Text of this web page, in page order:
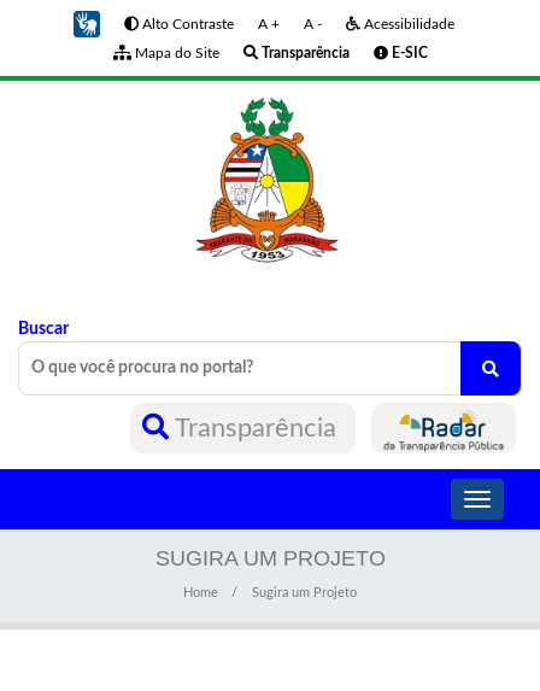
Alto Contraste A + A -
Acessibilidade
Mapa do Site
Transparência E-SIC
Buscar
Transparência
Toggle
SUGIRA UM PROJETO
Home Sugira um Projeto